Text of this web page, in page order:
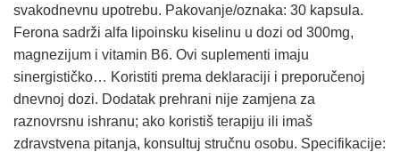
svakodnevnu upotrebu. Pakovanje/oznaka: 30 kapsula.
Ferona sadrži alfa lipoinsku kiselinu u dozi od 300mg,
magnezijum i vitamin B6. Ovi suplementi imaju
sinergističko… Koristiti prema deklaraciji i preporučenoj
dnevnoj dozi. Dodatak prehrani nije zamjena za
raznovrsnu ishranu; ako koristiš terapiju ili imaš
zdravstvena pitanja, konsultuj stručnu osobu. Specifikacije: